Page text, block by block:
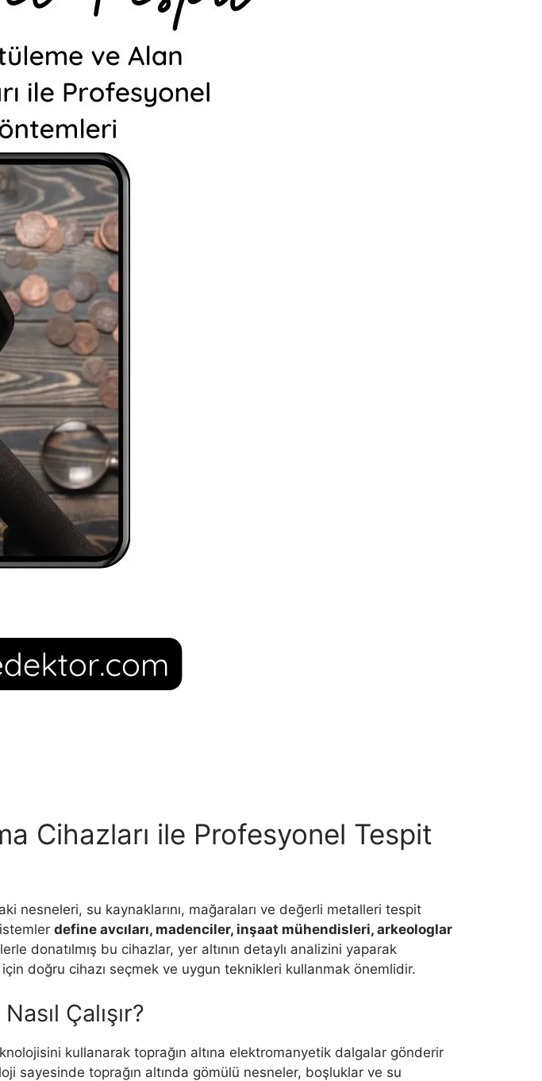
Cihazları ile Profesyonel Tespit
nesneleri, su kaynaklarını, mağaraları ve değerli metalleri tespit
define avcıları, madenciler, inşaat mühendisleri, arkeologlar
donatılmış bu cihazlar, yer altının detaylı analizini yaparak
doğru cihazı seçmek ve uygun teknikleri kullanmak önemlidir.
Çalışır?
kullanarak toprağın altına elektromanyetik dalgalar gönderir
sayesinde toprağın altında gömülü nesneler, boşluklar ve su